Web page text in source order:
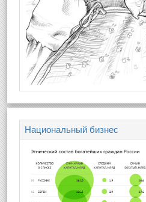
Национальный бизнес